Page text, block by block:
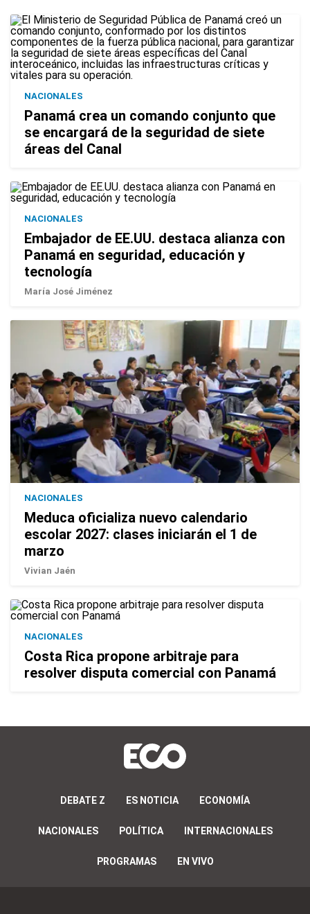
NACIONALES
Panamá crea un comando conjunto que
se encargará de la seguridad de siete
áreas del Canal
NACIONALES
Embajador de EE.UU. destaca alianza con
Panamá en seguridad, educación y
tecnología
María José Jiménez
NACIONALES
Meduca oficializa nuevo calendario
escolar 2027: clases iniciarán el 1 de
marzo
Vivian Jaén
NACIONALES
Costa Rica propone arbitraje para
resolver disputa comercial con Panamá
DEBATE Z ES NOTICIA ECONOMÍA
NACIONALES POLÍTICA INTERNACIONALES
PROGRAMAS EN VIVO